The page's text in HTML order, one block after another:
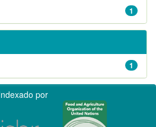
1
1
por